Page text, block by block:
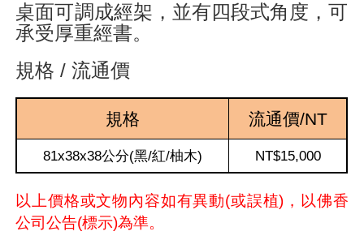
桌面可調成經架，並有四段式角度，可
承受厚重經書。
規格 / 流通價
規格 流通價/NT
81x38x38公分(黑/紅/柚木) NT$15,000
以上價格或文物內容如有異動(或誤植)，以佛香
公司公告(標示)為準。